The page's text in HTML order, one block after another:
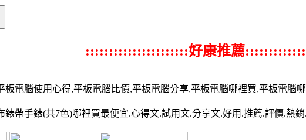
::::::::::::::::::::::好康推薦
電腦使用心得,平板電腦比價,平板電腦分享,平板電腦哪裡買,平板電腦
錶帶手錶(共7色)哪裡買最便宜.心得文.試用文.分享文.好用.推薦.評價.熱